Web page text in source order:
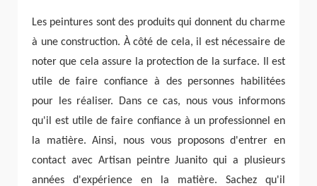
Les peintures sont des produits qui donnent du charme
à une construction. À côté de cela, il est nécessaire de
noter que cela assure la protection de la surface. Il est
utile de faire confiance à des personnes habilitées
pour les réaliser. Dans ce cas, nous vous informons
qu'il est utile de faire confiance à un professionnel en
la matière. Ainsi, nous vous proposons d'entrer en
contact avec Artisan peintre Juanito qui a plusieurs
années d'expérience en la matière. Sachez qu'il